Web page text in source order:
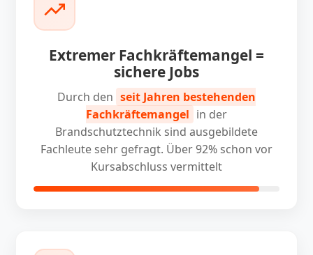
Extremer Fachkräftemangel =
sichere Jobs
Durch den seit Jahren bestehenden
Fachkräftemangel in der
Brandschutztechnik sind ausgebildete
Fachleute sehr gefragt. Über 92% schon vor
Kursabschluss vermittelt